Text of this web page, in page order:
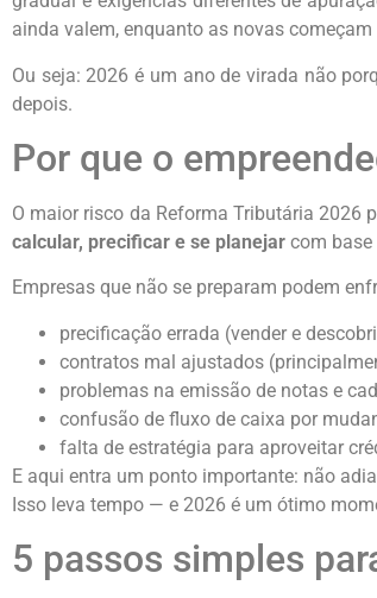
ainda valem, enquanto as novas começam
Ou seja: 2026 é um ano de virada não
depois.
Por que o
O maior risco da Reforma Tributária 2026
calcular, precificar e se planejar com
Empresas que não se preparam podem
precificação errada (vender e
contratos mal ajustados
problemas na emissão de notas e
confusão de fluxo de caixa por
falta de estratégia para aproveitar
E aqui entra um ponto importante: não
Isso leva tempo — e 2026 é um ótimo
5 passos simples